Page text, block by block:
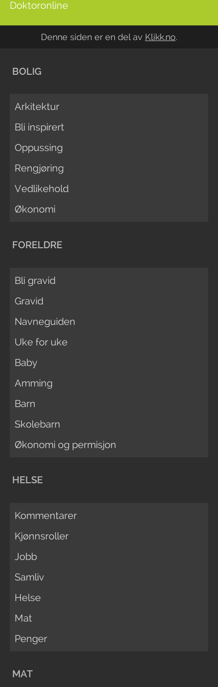
Doktoronline
Denne siden er en del av Klikk.no.
BOLIG
Arkitektur
Bli inspirert
Oppussing
Rengjøring
Vedlikehold
Økonomi
FORELDRE
Bli gravid
Gravid
Navneguiden
Uke for uke
Baby
Amming
Barn
Skolebarn
Økonomi og permisjon
HELSE
Kommentarer
Kjønnsroller
Jobb
Samliv
Helse
Mat
Penger
MAT